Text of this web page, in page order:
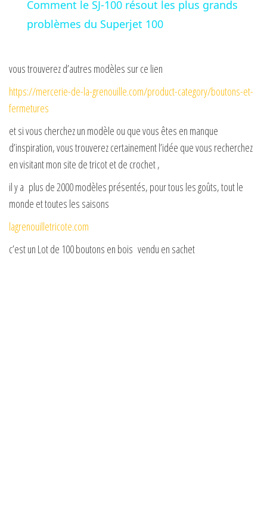
a
V
i
d
Comment le SJ-100 résout les plus grands
problèmes du Superjet 100
vous trouverez d’autres modèles sur ce lien
https://mercerie-de-la-grenouille.com/product-category/boutons-et-
fermetures
et si vous cherchez un modèle ou que vous êtes en manque
d’inspiration, vous trouverez certainement l’idée que vous recherchez
en visitant mon site de tricot et de crochet ,
il y a plus de 2000 modèles présentés, pour tous les goûts, tout le
monde et toutes les saisons
lagrenouilletricote.com
c’est un Lot de 100 boutons en bois vendu en sachet